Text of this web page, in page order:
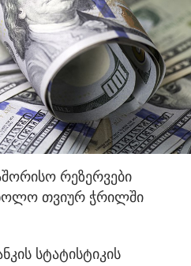
რეზერვები
თვიურ ჭრილში
სტატისტიკის